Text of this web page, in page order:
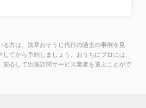
方は、浅草おそうじ代行の過去の事例を見
てから予約しましょう。おうちにプロには、
心して出張訪問サービス業者を選ぶことがで